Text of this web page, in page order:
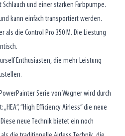
und einer starken Farbpumpe.
kann einfach transportiert werden.
die Control Pro 350 M. Die Liestung
Enthusiasten, die mehr Leistung
Serie von Wagner wird durch
“High Efficiency Airless” die neue
neue Technik bietet ein noch